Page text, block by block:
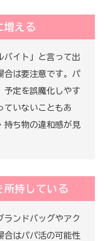
増える
バイト」と言って出
合は要注意です。パ
予定を誤魔化しやす
ていないこともあ
持ち物の違和感が見
所持している
ランドバッグやアク
合はパパ活の可能性